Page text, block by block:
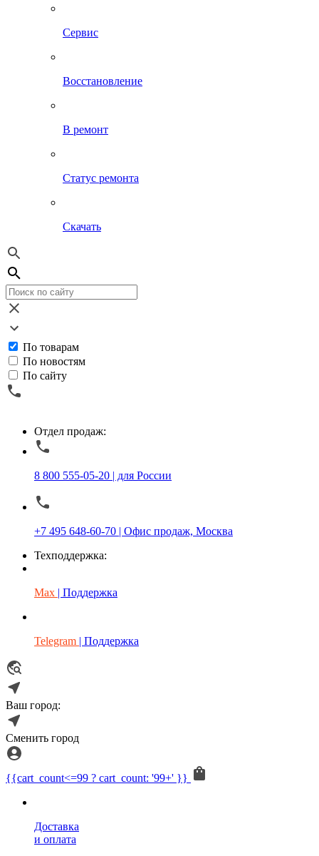
Сервис
Восстановление
В ремонт
Статус ремонта
Скачать
По товарам
По новостям
По сайту
Отдел продаж:
8 800 555-05-20 | для России
+7 495 648-60-70 | Офис продаж, Москва
Техподдержка:
Max | Поддержка
Telegram | Поддержка
Ваш город:
Сменить город
{{cart_count<=99 ? cart_count: '99+' }}
Доставка
и оплата